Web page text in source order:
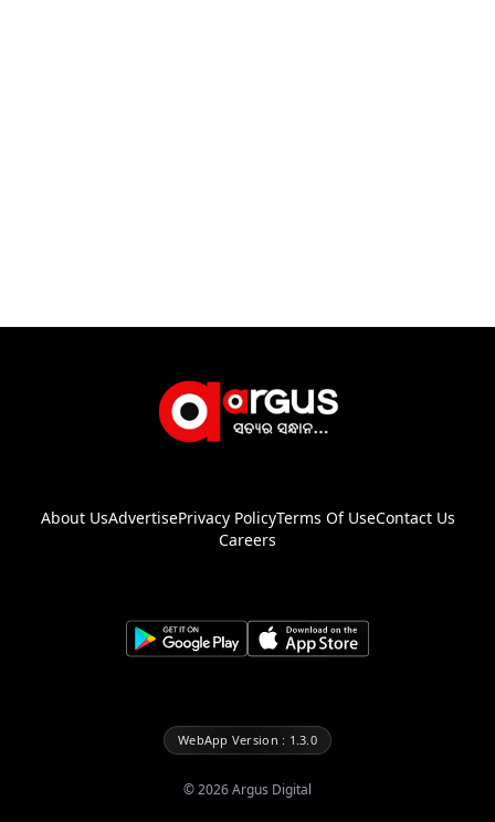
About UsAdvertisePrivacy PolicyTerms Of UseContact Us
Careers
WebApp Version : 1.3.0
©2026Argus Digital